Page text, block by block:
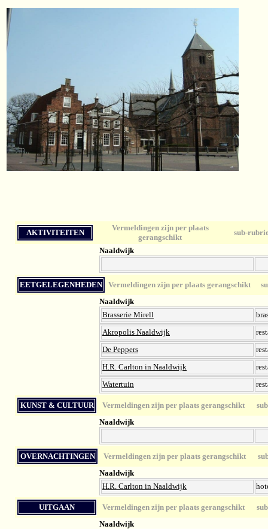
AKTIVITEITEN
Vermeldingen zijn per plaats
gerangschikt
sub-
Naaldwijk
EETGELEGENHEDEN Vermeldingen zijn per plaats gerangschikt
Naaldwijk
Brasserie Mirell
Akropolis Naaldwijk
De Peppers
H.R. Carlton in Naaldwijk
Watertuin
KUNST & CULTUUR Vermeldingen zijn per plaats gerangschikt
Naaldwijk
OVERNACHTINGEN Vermeldingen zijn per plaats gerangschikt
Naaldwijk
H.R. Carlton in Naaldwijk
UITGAAN Vermeldingen zijn per plaats gerangschikt
Naaldwijk